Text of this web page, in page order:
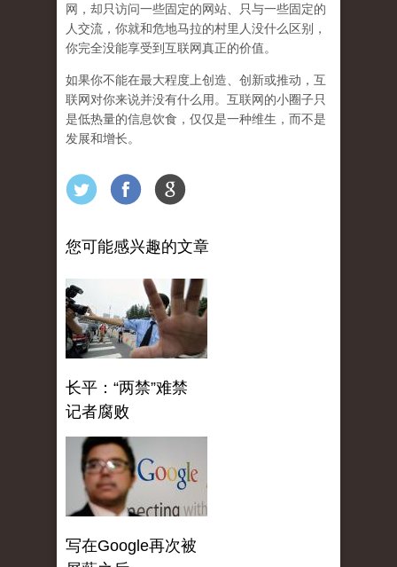
网，却只访问一些固定的网站、只与一些固定的
人交流，你就和危地马拉的村里人没什么区别，
你完全没能享受到互联网真正的价值。
如果你不能在最大程度上创造、创新或推动，互
联网对你来说并没有什么用。互联网的小圈子只
是低热量的信息饮食，仅仅是一种维生，而不是
发展和增长。
您可能感兴趣的文章
长平：“两禁”难禁
记者腐败
写在Google再次被